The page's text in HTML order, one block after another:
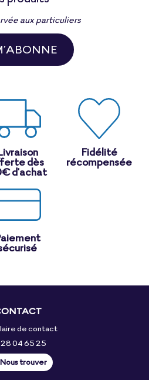
aux particuliers
dès
d'achat
Fidélité
récompensée
de contact
04 65 25
Nous trouver